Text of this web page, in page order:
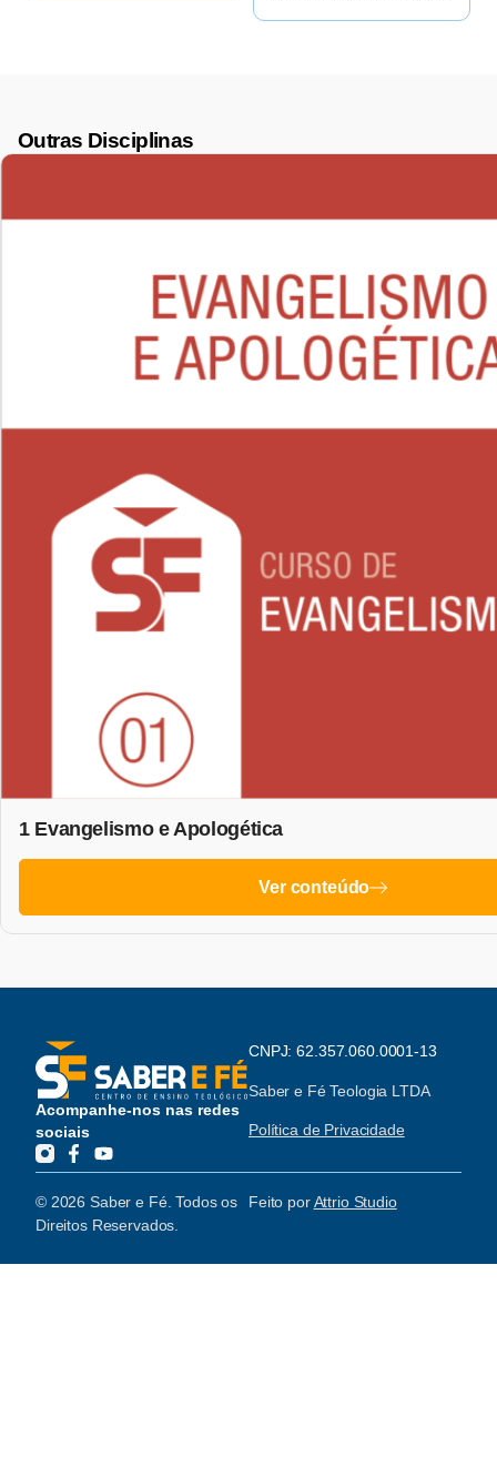
Outras Disciplinas
1 Evangelismo e Apologética
Ver conteúdo
Acompanhe-nos nas redes
sociais
CNPJ: 62.357.060.0001-13
Saber e Fé Teologia LTDA
Política de Privacidade
© 2026 Saber e Fé. Todos os
Direitos Reservados.
Feito porAttrio Studio